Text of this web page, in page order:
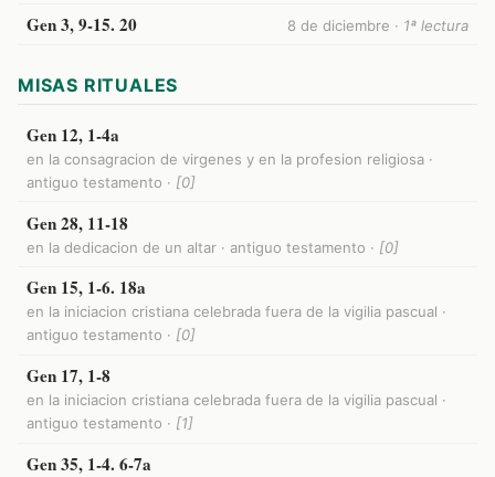
Gen 3, 9-15. 20 8 de diciembre · 1ª lectura
MISAS RITUALES
Gen 12, 1-4a
en la consagracion de virgenes y en la profesion religiosa ·
antiguo testamento · [0]
Gen 28, 11-18
en la dedicacion de un altar · antiguo testamento · [0]
Gen 15, 1-6. 18a
en la iniciacion cristiana celebrada fuera de la vigilia pascual ·
antiguo testamento · [0]
Gen 17, 1-8
en la iniciacion cristiana celebrada fuera de la vigilia pascual ·
antiguo testamento · [1]
Gen 35, 1-4. 6-7a